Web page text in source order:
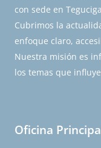
con sede en
Cubrimos la
enfoque claro,
Nuestra misión es
los temas que
Oficina